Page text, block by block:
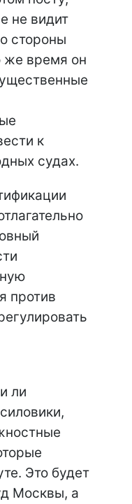
не видит
стороны
же время он
к
судах.
против
ли
Это будет
Москвы, а